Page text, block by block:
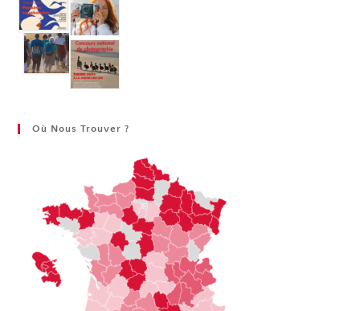
Où Nous Trouver ?